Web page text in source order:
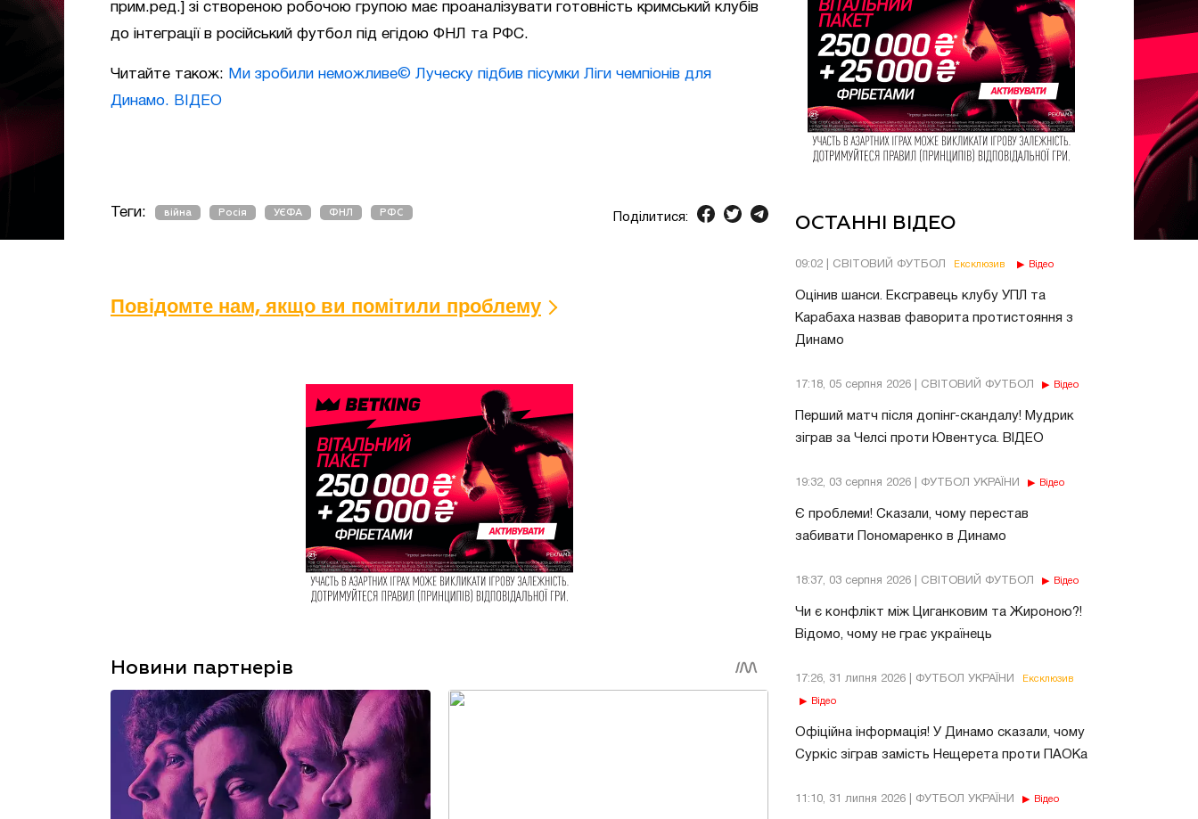
ОСТАННІ ВІДЕО
09:02 | СВІТОВИЙ ФУТБОЛ Ексклюзив Відео
Оцінив шанси. Ексгравець клубу УПЛ та
Карабаха назвав фаворита протистояння з
Динамо
17:18, 05 серпня 2026 | СВІТОВИЙ ФУТБОЛ Відео
Перший матч після допінг-скандалу! Мудрик
зіграв за Челсі проти Ювентуса. ВІДЕО
19:32, 03 серпня 2026 | ФУТБОЛ УКРАЇНИ Відео
Є проблеми! Сказали, чому перестав
забивати Пономаренко в Динамо
18:37, 03 серпня 2026 | СВІТОВИЙ ФУТБОЛ Відео
Чи є конфлікт між Циганковим та Жироною?!
Відомо, чому не грає українець
17:26, 31 липня 2026 | ФУТБОЛ УКРАЇНИ Ексклюзив
Відео
Офіційна інформація! У Динамо сказали, чому
Суркіс зіграв замість Нещерета проти ПАОКа
11:10, 31 липня 2026 | ФУТБОЛ УКРАЇНИ Відео
прим.ред.] зі створеною робочою групою має проаналізувати готовність кримський клубів
до інтеграції в російський футбол під егідою ФНЛ та РФС.
Читайте також: Ми зробили неможливе© Луческу підбив пісумки Ліги чемпіонів для
Динамо. ВІДЕО
Теги: війна Росія УЄФА ФНЛ РФС Поділитися:
Повідомте нам, якщо ви помітили проблему